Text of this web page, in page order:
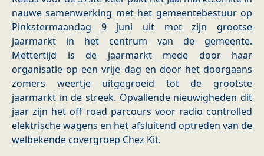
nauwe samenwerking met het gemeentebestuur op
Pinkstermaandag 9 juni uit met zijn grootse
jaarmarkt in het centrum van de gemeente.
Mettertijd is de jaarmarkt mede door haar
organisatie op een vrije dag en door het doorgaans
zomers weertje uitgegroeid tot de grootste
jaarmarkt in de streek. Opvallende nieuwigheden dit
jaar zijn het off road parcours voor radio controlled
elektrische wagens en het afsluitend optreden van de
welbekende covergroep Chez Kit.